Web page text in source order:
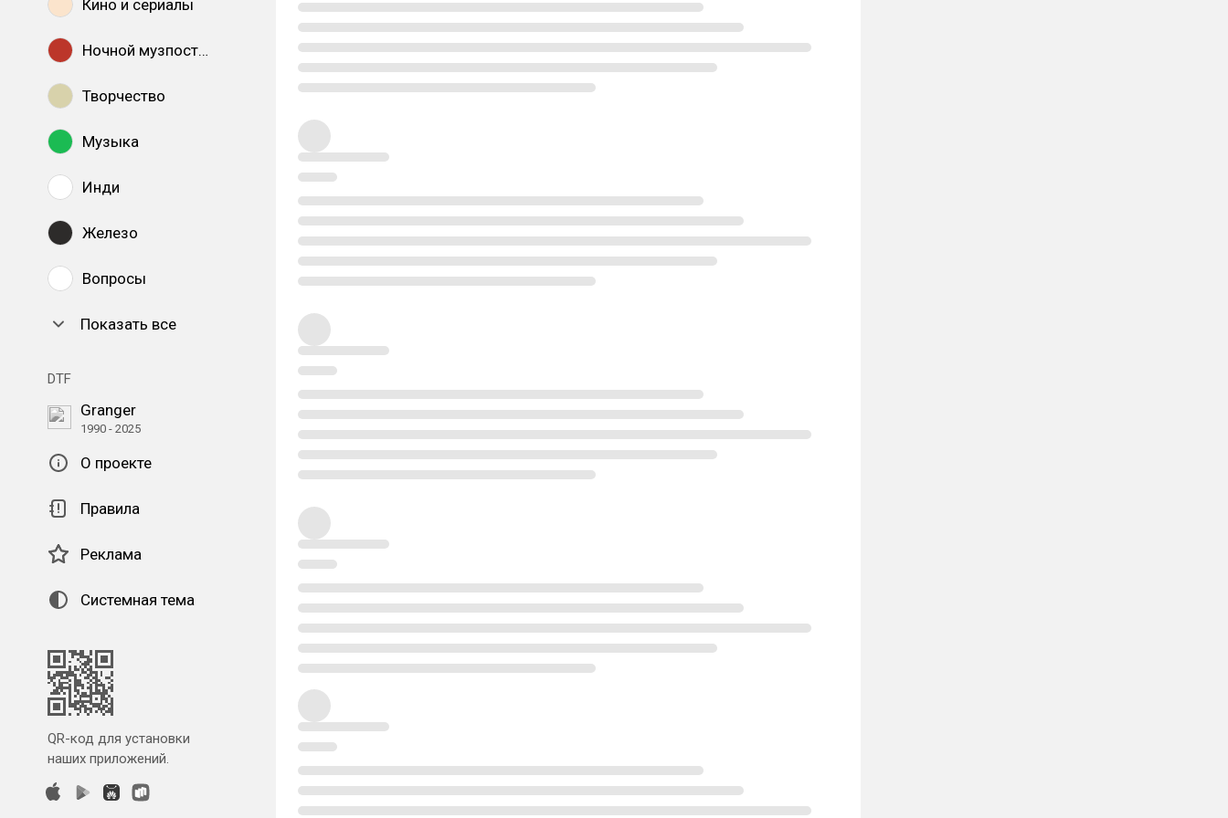
Кино и сериалы
Ночной музпостинг
Творчество
Музыка
Инди
Железо
Вопросы
Показать все
DTF
Granger
1990 - 2025
О проекте
Правила
Реклама
Системная тема
QR-код для установки
наших приложений.